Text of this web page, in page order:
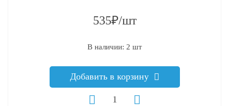
535₽/шт
В наличии: 2 шт
Добавить в корзину